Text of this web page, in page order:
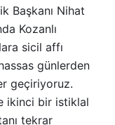
Başkanı Nihat
Kozanlı
sicil affı
günlerden
geçiriyoruz.
ikinci bir istiklal
tekrar